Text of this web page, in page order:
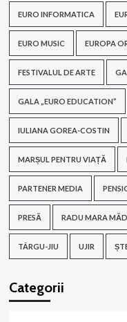
EURO INFORMATICA
EURO MUSIC EUROPA
FESTIVALUL DE ARTE
GALA „EURO EDUCATION”
IULIANA GOREA-COSTIN
MARȘUL PENTRU VIAȚĂ
PARTENER MEDIA
PRESĂ RADU MARA
TÂRGU-JIU UJIR
Categorii